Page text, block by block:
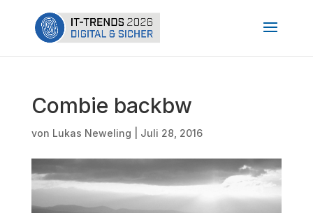
Combie backbw
von Lukas Neweling Juli 28, 2016